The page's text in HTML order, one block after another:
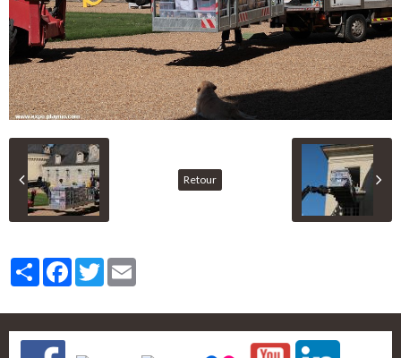
Retour
PartagerFacebook
Twitter